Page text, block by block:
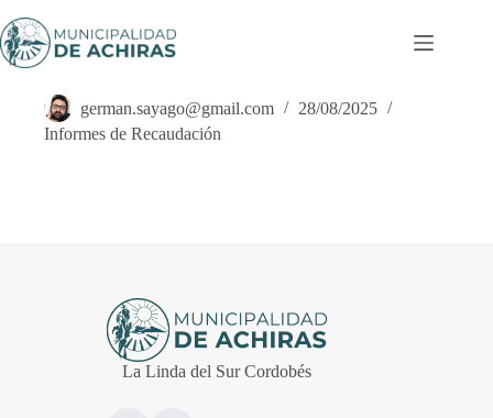
al
contenido
Informe de Recaudación FEBRERO 2025
german.sayago@gmail.com
28/08/2025
Informes de Recaudación
La Linda del Sur Cordobés